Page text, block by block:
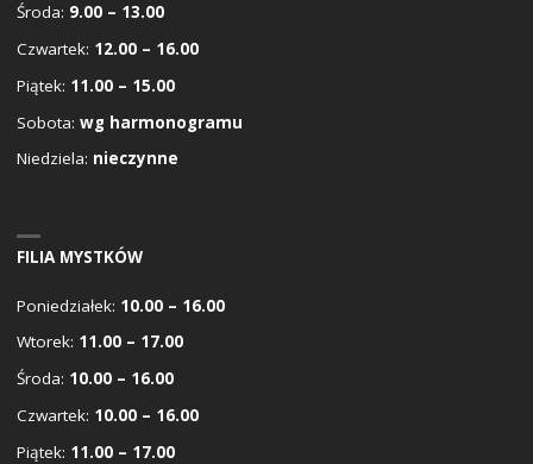
Środa: 9.00 – 13.00
Czwartek: 12.00 – 16.00
Piątek: 11.00 – 15.00
Sobota: wg harmonogramu
Niedziela: nieczynne
FILIA MYSTKÓW
Poniedziałek: 10.00 – 16.00
Wtorek: 11.00 – 17.00
Środa: 10.00 – 16.00
Czwartek: 10.00 – 16.00
Piątek: 11.00 – 17.00